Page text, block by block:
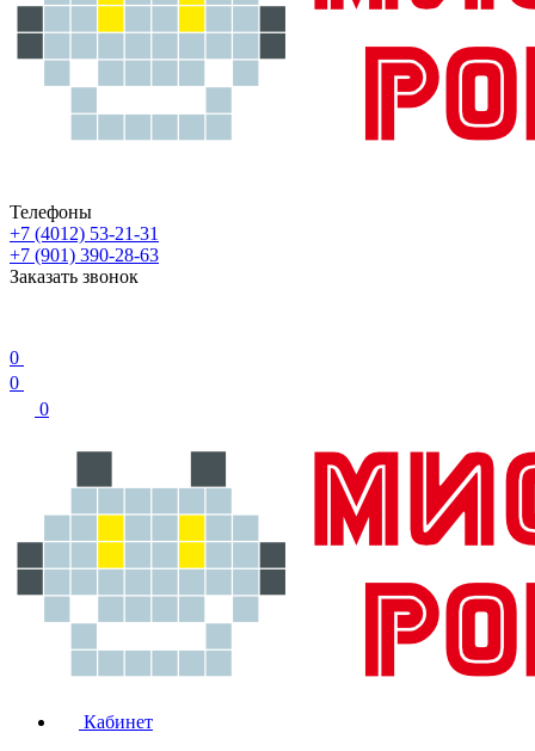
Телефоны
+7 (4012) 53-21-31
+7 (901) 390-28-63
Заказать звонок
0
0
0
Кабинет